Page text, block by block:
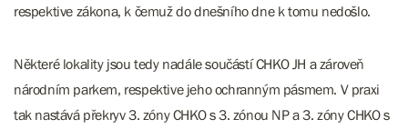
respektive zákona, k čemuž do dnešního dne k tomu nedošlo.
Některé lokality jsou tedy nadále součástí CHKO JH a zároveň
národním parkem, respektive jeho ochranným pásmem. V praxi
tak nastává překryv 3. zóny CHKO s 3. zónou NP a 3. zóny CHKO s